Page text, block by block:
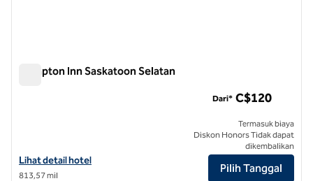
Hampton Inn Saskatoon Selatan
Lihat detail hotel untuk Hampton Inn Saskatoon South
Lihat detail hotel
813,57 mil
Dari* C$120
Termasuk biaya
Diskon Honors Tidak dapat
dikembalikan
Pilih Tanggal